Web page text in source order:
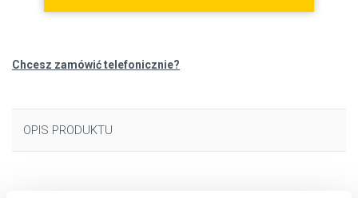
Chcesz zamówić telefonicznie?
OPIS PRODUKTU